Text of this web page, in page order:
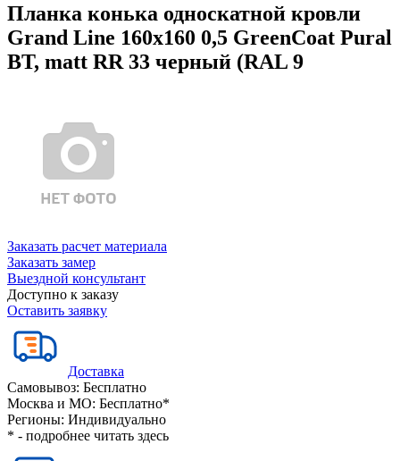
Планка конька односкатной кровли
Grand Line 160x160 0,5 GreenCoat Pural
BT, matt RR 33 черный (RAL 9
Заказать расчет материала
Заказать замер
Выездной консультант
Доступно к заказу
Оставить заявку
Доставка
Самовывоз: Бесплатно
Москва и МО: Бесплатно*
Регионы: Индивидуально
* - подробнее читать здесь